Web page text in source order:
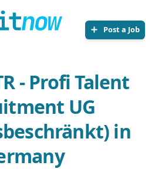
Post a Job
- Profi Talent
UG
in